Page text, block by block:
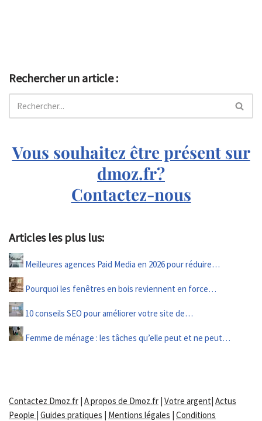
Rechercher un article :
Vous souhaitez être présent sur
dmoz.fr?
Contactez-nous
Articles les plus lus:
Meilleures agences Paid Media en 2026 pour réduire…
Pourquoi les fenêtres en bois reviennent en force…
10 conseils SEO pour améliorer votre site de…
Femme de ménage : les tâches qu’elle peut et ne peut…
Contactez Dmoz.fr | A propos de Dmoz.fr | Votre argent| Actus
People | Guides pratiques | Mentions légales | Conditions